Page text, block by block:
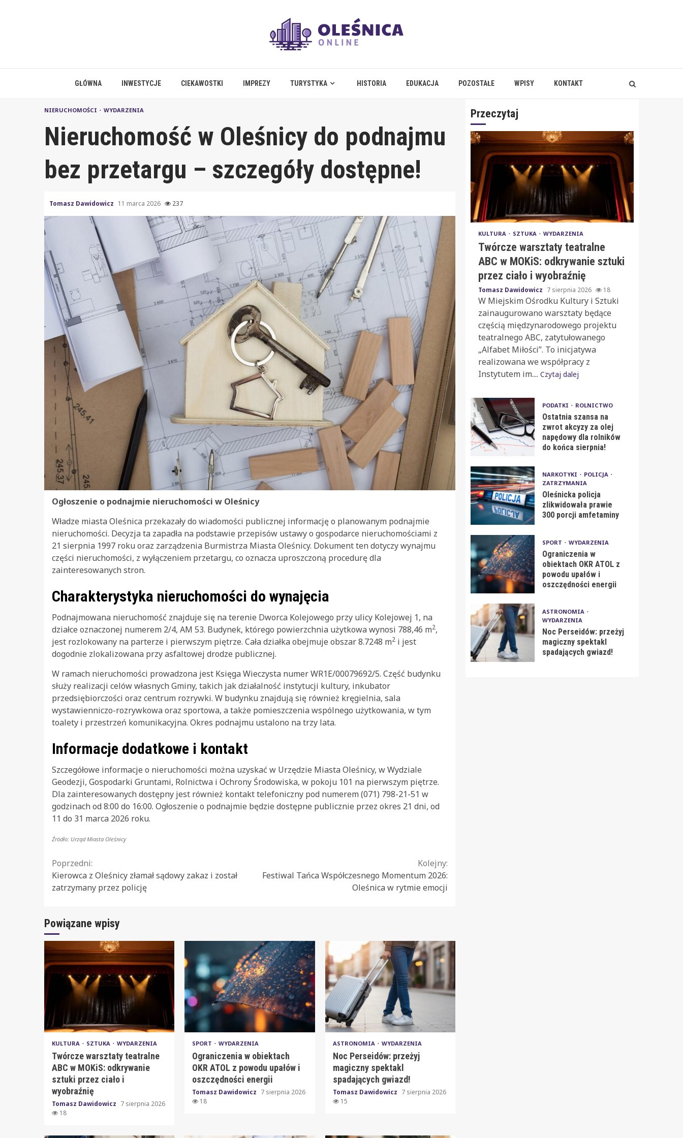
GŁÓWNA INWESTYCJE CIEKAWOSTKI IMPREZY TURYSTYKA HISTORIA EDUKACJA POZOSTAŁE WPISY KONTAKT
NIERUCHOMOŚCI WYDARZENIA
Nieruchomość w Oleśnicy do podnajmu
bez przetargu – szczegóły dostępne!
Tomasz Dawidowicz 11 marca 2026 237
Ogłoszenie o podnajmie nieruchomości w Oleśnicy
Władze miasta Oleśnica przekazały do wiadomości publicznej informację o planowanym podnajmie
nieruchomości. Decyzja ta zapadła na podstawie przepisów ustawy o gospodarce nieruchomościami z
21 sierpnia 1997 roku oraz zarządzenia Burmistrza Miasta Oleśnicy. Dokument ten dotyczy wynajmu
części nieruchomości, z wyłączeniem przetargu, co oznacza uproszczoną procedurę dla
zainteresowanych stron.
Charakterystyka nieruchomości do wynajęcia
Podnajmowana nieruchomość znajduje się na terenie Dworca Kolejowego przy ulicy Kolejowej 1, na
działce oznaczonej numerem 2/4, AM 53. Budynek, którego powierzchnia użytkowa wynosi 788,46 m2,
jest rozlokowany na parterze i pierwszym piętrze. Cała działka obejmuje obszar 8.7248 m2 i jest
dogodnie zlokalizowana przy asfaltowej drodze publicznej.
W ramach nieruchomości prowadzona jest Księga Wieczysta numer WR1E/00079692/5. Część budynku
służy realizacji celów własnych Gminy, takich jak działalność instytucji kultury, inkubator
przedsiębiorczości oraz centrum rozrywki. W budynku znajdują się również kręgielnia, sala
wystawienniczo-rozrywkowa oraz sportowa, a także pomieszczenia wspólnego użytkowania, w tym
toalety i przestrzeń komunikacyjna. Okres podnajmu ustalono na trzy lata.
Informacje dodatkowe i kontakt
Szczegółowe informacje o nieruchomości można uzyskać w Urzędzie Miasta Oleśnicy, w Wydziale
Geodezji, Gospodarki Gruntami, Rolnictwa i Ochrony Środowiska, w pokoju 101 na pierwszym piętrze.
Dla zainteresowanych dostępny jest również kontakt telefoniczny pod numerem (071) 798-21-51 w
godzinach od 8:00 do 16:00. Ogłoszenie o podnajmie będzie dostępne publicznie przez okres 21 dni, od
11 do 31 marca 2026 roku.
Źródło: Urząd Miasta Oleśnicy
Continue
Reading
Poprzedni:
Kierowca z Oleśnicy złamał sądowy zakaz i został
zatrzymany przez policję
Kolejny:
Festiwal Tańca Współczesnego Momentum 2026:
Oleśnica w rytmie emocji
Powiązane wpisy
KULTURA SZTUKA WYDARZENIA
Twórcze warsztaty teatralne
ABC w MOKiS: odkrywanie
sztuki przez ciało i
wyobraźnię
Tomasz Dawidowicz 7 sierpnia 2026
18
SPORT WYDARZENIA
Ograniczenia w obiektach
OKR ATOL z powodu upałów i
oszczędności energii
Tomasz Dawidowicz 7 sierpnia 2026
18
ASTRONOMIA WYDARZENIA
Noc Perseidów: przeżyj
magiczny spektakl
spadających gwiazd!
Tomasz Dawidowicz 7 sierpnia 2026
15
Przeczytaj
KULTURA SZTUKA WYDARZENIA
Twórcze warsztaty teatralne
ABC w MOKiS: odkrywanie sztuki
przez ciało i wyobraźnię
Tomasz Dawidowicz 7 sierpnia 2026 18
W Miejskim Ośrodku Kultury i Sztuki
zainaugurowano warsztaty będące
częścią międzynarodowego projektu
teatralnego ABC, zatytułowanego
„Alfabet Miłości”. To inicjatywa
realizowana we współpracy z
Instytutem im.... Czytaj dalej
PODATKI ROLNICTWO
Ostatnia szansa na
zwrot akcyzy za olej
napędowy dla rolników
do końca sierpnia!
NARKOTYKI
POLICJA
ZATRZYMANIA
Oleśnicka policja
zlikwidowała prawie
300 porcji amfetaminy
SPORT WYDARZENIA
Ograniczenia w
obiektach OKR ATOL z
powodu upałów i
oszczędności energii
ASTRONOMIA
WYDARZENIA
Noc Perseidów: przeżyj
magiczny spektakl
spadających gwiazd!